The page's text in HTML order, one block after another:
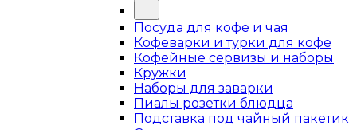
Посуда для кофе и чая
Кофеварки и турки для кофе
Кофейные сервизы и наборы
Кружки
Наборы для заварки
Пиалы розетки блюдца
Подставка под чайный пакетик